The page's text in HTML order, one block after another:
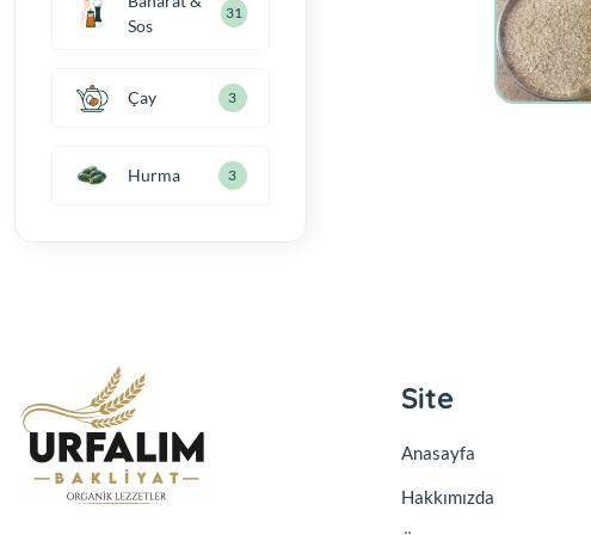
Sos
31
Çay 3
Hurma 3
Site
Anasayfa
Hakkımızda